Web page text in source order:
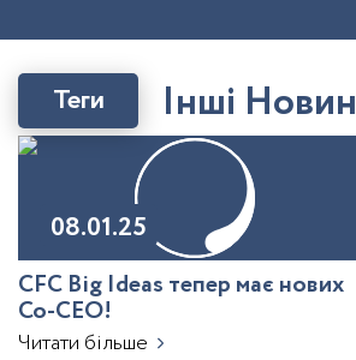
Інші Новин
Теги
08.01.25
CFC Big Ideas тепер має нових
Co-CEO!
Читати більше